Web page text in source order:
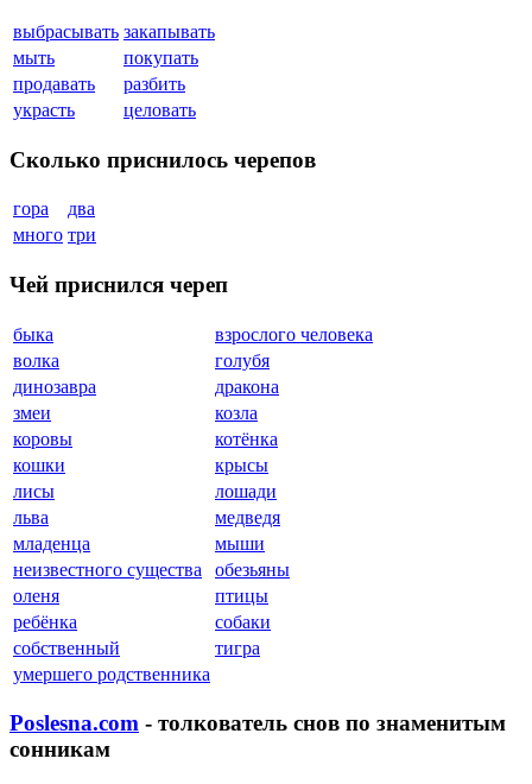
выбрасывать закапывать
мыть
покупать
продавать
разбить
украсть
целовать
Сколько приснилось черепов
гора
два
много три
Чей приснился череп
быка
взрослого человека
волка
голубя
динозавра
дракона
змеи
козла
коровы
котёнка
кошки
крысы
лисы
лошади
льва
медведя
младенца
мыши
неизвестного существа
обезьяны
оленя
птицы
ребёнка
собаки
собственный
тигра
умершего родственника
Poslesna.com - толкователь снов по знаменитым
сонникам